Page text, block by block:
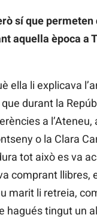
sí que
aquella època a
ella li explicava
durant la
a l’Ateneu,
o la Clara
tot això es va
comprant llibres,
marit li retreia,
hagués tingut un